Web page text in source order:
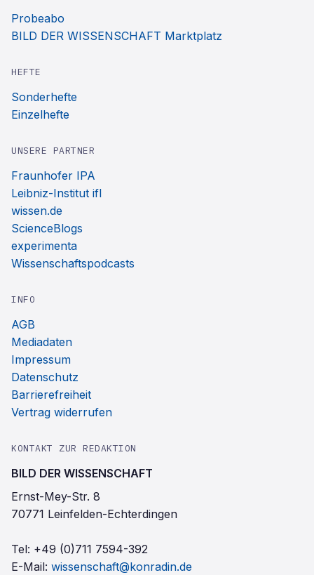
Probeabo
BILD DER WISSENSCHAFT Marktplatz
HEFTE
Sonderhefte
Einzelhefte
UNSERE PARTNER
Fraunhofer IPA
Leibniz-Institut ifl
wissen.de
ScienceBlogs
experimenta
Wissenschaftspodcasts
INFO
AGB
Mediadaten
Impressum
Datenschutz
Barrierefreiheit
Vertrag widerrufen
KONTAKT ZUR REDAKTION
BILD DER WISSENSCHAFT
Ernst-Mey-Str. 8
70771 Leinfelden-Echterdingen
Tel: +49 (0)711 7594-392
E-Mail: wissenschaft@konradin.de